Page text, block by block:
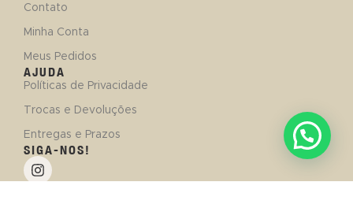
Contato
Minha Conta
Meus Pedidos
AJUDA
Políticas de Privacidade
Trocas e Devoluções
Entregas e Prazos
SIGA-NOS!